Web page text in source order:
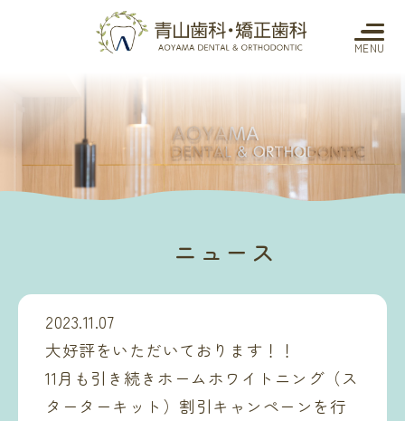
MENU
ニュース
2023.11.07
大好評をいただいております！！
11月も引き続きホームホワイトニング（ス
ターターキット）割引キャンペーンを行